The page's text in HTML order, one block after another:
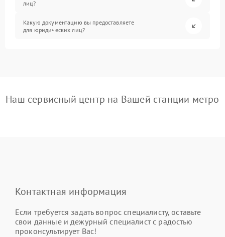
лиц?
Какую документацию вы предоставляете
для юридических лиц?
Наш сервисный центр на Вашей станции метро
Контактная информация
Если требуется задать вопрос специалисту, оставьте
свои данные и дежурный специалист с радостью
проконсультирует Вас!